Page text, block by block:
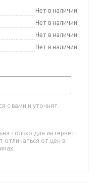
Нет в наличии
Нет в наличии
Нет в наличии
Нет в наличии
с вами и уточнят
только для интернет-
отличаться от цен в